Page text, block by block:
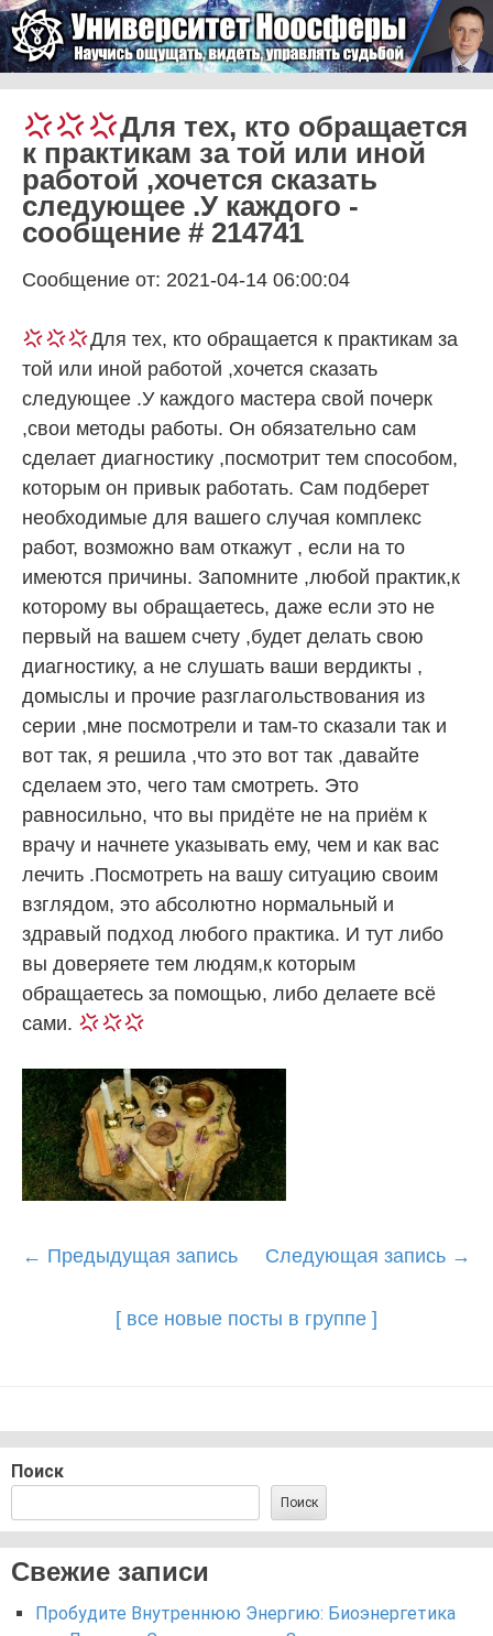
Университет Ноосферы
Для тех, кто обращается
к практикам за той или иной
работой ,хочется сказать
следующее .У каждого -
сообщение # 214741
Сообщение от: 2021-04-14 06:00:04
Для тех, кто обращается к практикам за
той или иной работой ,хочется сказать
следующее .У каждого мастера свой почерк
,свои методы работы. Он обязательно сам
сделает диагностику ,посмотрит тем способом,
которым он привык работать. Сам подберет
необходимые для вашего случая комплекс
работ, возможно вам откажут , если на то
имеются причины. Запомните ,любой практик,к
которому вы обращаетесь, даже если это не
первый на вашем счету ,будет делать свою
диагностику, а не слушать ваши вердикты ,
домыслы и прочие разглагольствования из
серии ,мне посмотрели и там-то сказали так и
вот так, я решила ,что это вот так ,давайте
сделаем это, чего там смотреть. Это
равносильно, что вы придёте не на приём к
врачу и начнете указывать ему, чем и как вас
лечить .Посмотреть на вашу ситуацию своим
взглядом, это абсолютно нормальный и
здравый подход любого практика. И тут либо
вы доверяете тем людям,к которым
обращаетесь за помощью, либо делаете всё
сами.
Post
← Предыдущая запись Следующая запись →
[ все новые посты в группе ]
Поиск
Поиск
Свежие записи
Пробудите Внутреннюю Энергию: Биоэнергетика